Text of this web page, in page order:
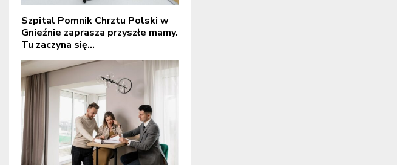
Szpital Pomnik Chrztu Polski w
Gnieźnie zaprasza przyszłe mamy.
Tu zaczyna się...